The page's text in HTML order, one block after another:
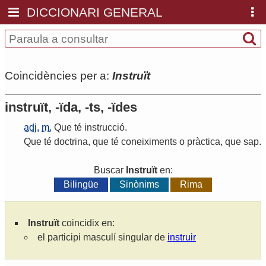
DICCIONARI GENERAL
Coincidències per a: Instruït
instruït, -ïda, -ts, -ïdes
adj. m. Que té instrucció.
Que té doctrina, que té coneiximents o pràctica, que sap.
Buscar Instruïten:
Bilingüe
Sinònims Rima
Instruït coincidix en:
el participi masculí singular de instruir